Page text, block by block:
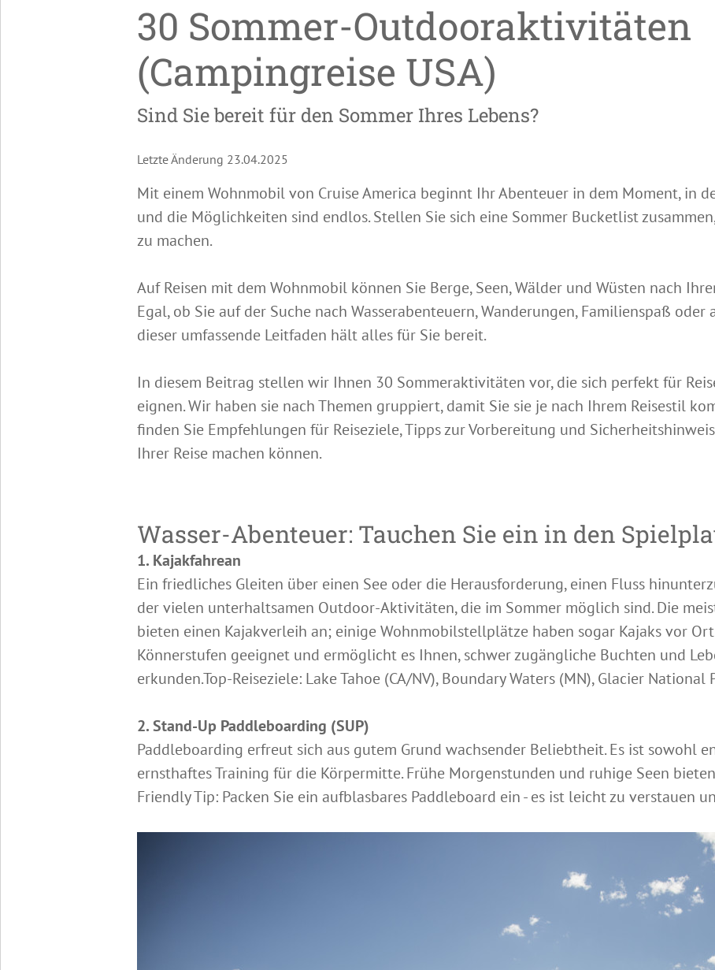
30 Sommer-Outdooraktivitäten
(Campingreise USA)
Sind Sie bereit für den Sommer Ihres Lebens?
Letzte Änderung 23.04.2025
Mit einem Wohnmobil von Cruise America beginnt Ihr Abenteuer in dem Moment, in
und die Möglichkeiten sind endlos. Stellen Sie sich eine Sommer Bucketlist
zu machen.
Auf Reisen mit dem Wohnmobil können Sie Berge, Seen, Wälder und Wüsten nach
Egal, ob Sie auf der Suche nach Wasserabenteuern, Wanderungen, Familienspaß
dieser umfassende Leitfaden hält alles für Sie bereit.
In diesem Beitrag stellen wir Ihnen 30 Sommeraktivitäten vor, die sich perfekt für
eignen. Wir haben sie nach Themen gruppiert, damit Sie sie je nach Ihrem Reisestil
finden Sie Empfehlungen für Reiseziele, Tipps zur Vorbereitung und
Ihrer Reise machen können.
Wasser-Abenteuer: Tauchen Sie ein in den
1. Kajakfahrean
Ein friedliches Gleiten über einen See oder die Herausforderung, einen Fluss
der vielen unterhaltsamen Outdoor-Aktivitäten, die im Sommer möglich sind. Die
bieten einen Kajakverleih an; einige Wohnmobilstellplätze haben sogar Kajaks vor
Könnerstufen geeignet und ermöglicht es Ihnen, schwer zugängliche Buchten und
erkunden.Top-Reiseziele: Lake Tahoe (CA/NV), Boundary Waters (MN), Glacier National
2. Stand-Up Paddleboarding (SUP)
Paddleboarding erfreut sich aus gutem Grund wachsender Beliebtheit. Es ist sowohl
ernsthaftes Training für die Körpermitte. Frühe Morgenstunden und ruhige Seen
Friendly Tip: Packen Sie ein aufblasbares Paddleboard ein - es ist leicht zu verstauen